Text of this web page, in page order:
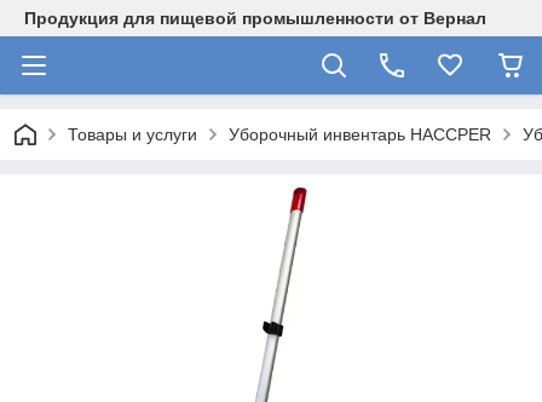
Продукция для пищевой промышленности от Вернал
Товары и услуги Уборочный инвентарь HACCPER